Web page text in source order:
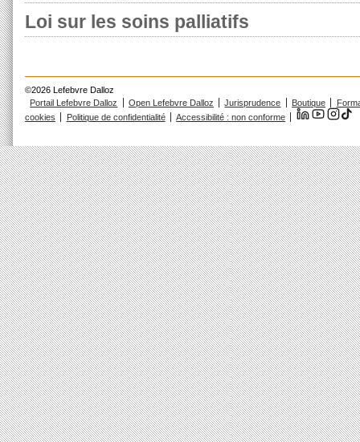
Loi sur les soins palliatifs
©2026 Lefebvre Dalloz
Portail Lefebvre Dalloz
Open Lefebvre Dalloz Jurisprudence Boutique
cookies
Politique de confidentialité Accessibilité : non conforme